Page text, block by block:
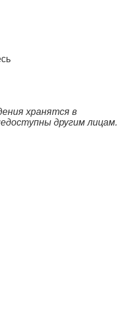
хранятся в
другим лицам.